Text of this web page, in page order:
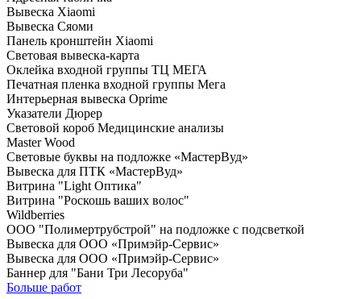
Вывеска Xiaomi
Вывеска Сяоми
Панель кронштейн Xiaomi
Световая вывеска-карта
Оклейка входной группы ТЦ МЕГА
Печатная пленка входной группы Мега
Интерьерная вывеска Oprime
Указатели Дюрер
Световой короб Медицинские анализы
Master Wood
Световые буквы на подложке «МастерВуд»
Вывеска для ПТК «МастерВуд»
Витрина "Light Оптика"
Витрина "Роскошь ваших волос"
Wildberries
ООО "Полимертрубстрой" на подложке с подсветкой
Вывеска для ООО «Примэйр-Сервис»
Вывеска для ООО «Примэйр-Сервис»
Баннер для "Бани Три Лесоруба"
Больше работ